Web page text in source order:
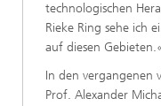
technologischen
Rieke Ring sehe ich
auf diesen
In den vergangenen
Prof. Alexander